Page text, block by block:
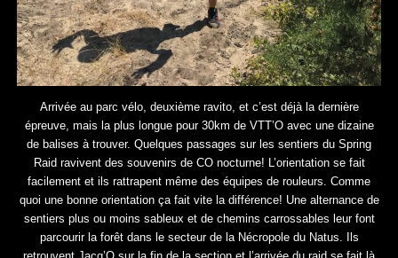
Arrivée au parc vélo, deuxième ravito, et c’est déjà la dernière
épreuve, mais la plus longue pour 30km de VTT’O avec une dizaine
de balises à trouver. Quelques passages sur les sentiers du Spring
Raid ravivent des souvenirs de CO nocturne! L’orientation se fait
facilement et ils rattrapent même des équipes de rouleurs. Comme
quoi une bonne orientation ça fait vite la différence! Une alternance de
sentiers plus ou moins sableux et de chemins carrossables leur font
parcourir la forêt dans le secteur de la Nécropole du Natus. Ils